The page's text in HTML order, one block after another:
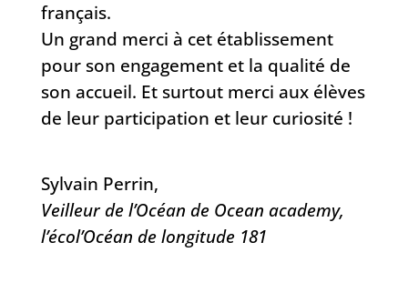
français.
Un grand merci à cet établissement
pour son engagement et la qualité de
son accueil. Et surtout merci aux élèves
de leur participation et leur curiosité !
Sylvain Perrin,
Veilleur de l’Océan de Ocean academy,
l’écol’Océan de longitude 181